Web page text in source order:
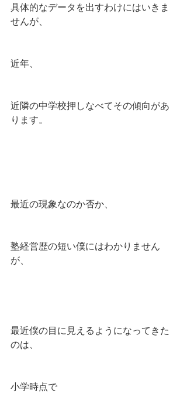
具体的なデータを出すわけにはいきま
せんが、
近年、
近隣の中学校押しなべてその傾向があ
ります。
最近の現象なのか否か、
塾経営歴の短い僕にはわかりません
が、
最近僕の目に見えるようになってきた
のは、
小学時点で